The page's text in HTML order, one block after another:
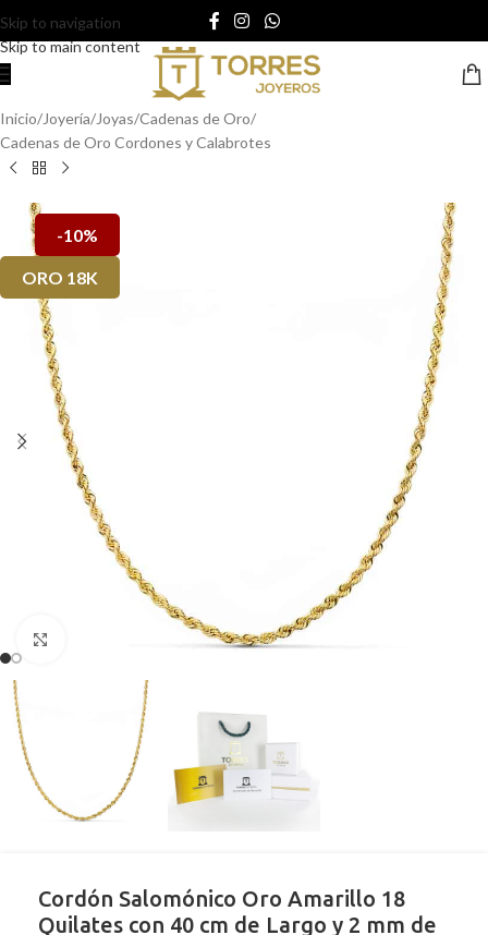
Skip to navigation
Skip to main content
Inicio/Joyería/Joyas/Cadenas de Oro/
Cadenas de Oro Cordones y Calabrotes
-10%
ORO 18K
Cordón Salomónico Oro Amarillo 18
Quilates con 40 cm de Largo y 2 mm de